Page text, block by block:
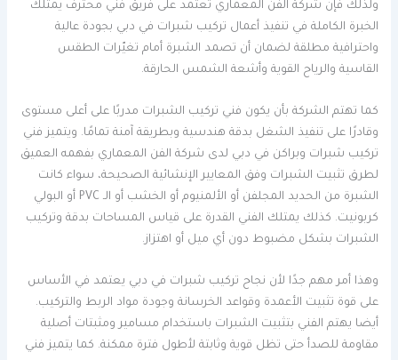
ولذلك فإن شركة الفن المعماري تعتمد على فريق فني محترف يمتلك
الخبرة الكاملة في تنفيذ أعمال تركيب شبرات في دبي بجودة عالية
واحترافية مطلقة لضمان أن تصمد الشبرة أمام تغيّرات الطقس
القاسية والرياح القوية وأشعة الشمس الحارقة.
كما تهتم الشركة بأن يكون فني تركيب الشبرات مدربًا على أعلى مستوى
وقادرًا على تنفيذ الشغل بدقة هندسية وبطريقة آمنة تمامًا. ويتميز فني
تركيب شبرات وبراكن في دبي لدى شركة الفن المعماري بفهمه العميق
لطرق تثبيت الشبرات وفق المعايير الإنشائية الصحيحة، سواء كانت
الشبرة من الحديد المجلفن أو الألمنيوم أو الخشب أو الـ PVC أو البولي
كربونيت. كذلك يمتلك الفني القدرة على قياس المساحات بدقة وتركيب
الشبرات بشكل مضبوط دون أي ميل أو اهتزاز.
وهذا أمر مهم جدًا لأن نجاح تركيب شبرات في دبي يعتمد في الأساس
على قوة تثبيت الأعمدة وقواعد الخرسانة وجودة مواد الربط والتركيب.
أيضا يهتم الفني بتثبيت الشبرات باستخدام مسامير ومثبتات أصلية
مقاومة للصدأ حتى تظل قوية وثابتة لأطول فترة ممكنة. كما يتميز فني